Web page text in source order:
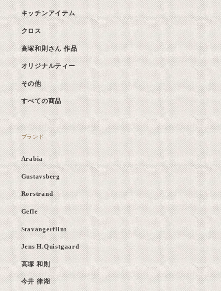
キッチンアイテム
クロス
高塚和則さん 作品
オリジナルティー
その他
すべての商品
ブランド
Arabia
Gustavsberg
Rorstrand
Gefle
Stavangerflint
Jens H.Quistgaard
高塚 和則
今井 律湖